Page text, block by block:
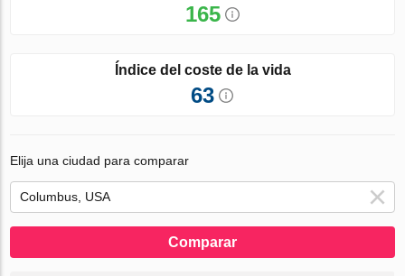
165
Índice del coste de la vida
63
Elija una ciudad para comparar
Comparar